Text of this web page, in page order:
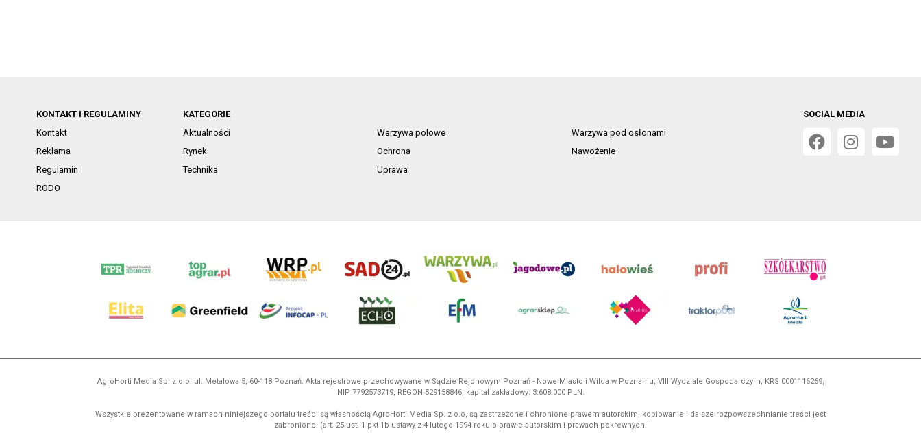
KONTAKT I REGULAMINY
Kontakt
Reklama
Regulamin
RODO
KATEGORIE
Aktualności
Warzywa polowe
Warzywa pod osłonami
Rynek
Ochrona
Nawożenie
Technika
Uprawa
SOCIAL MEDIA
AgroHorti Media Sp. z o.o. ul. Metalowa 5, 60-118 Poznań. Akta rejestrowe przechowywane w Sądzie Rejonowym Poznań - Nowe Miasto i Wilda w Poznaniu, VIII Wydziale Gospodarczym, KRS 0001116269,
NIP 7792573719, REGON 529158846, kapitał zakładowy: 3.608.000 PLN.
Wszystkie prezentowane w ramach niniejszego portalu treści są własnością AgroHorti Media Sp. z o.o, są zastrzeżone i chronione prawem autorskim, kopiowanie i dalsze rozpowszechnianie treści jest
zabronione. (art. 25 ust. 1 pkt 1b ustawy z 4 lutego 1994 roku o prawie autorskim i prawach pokrewnych.